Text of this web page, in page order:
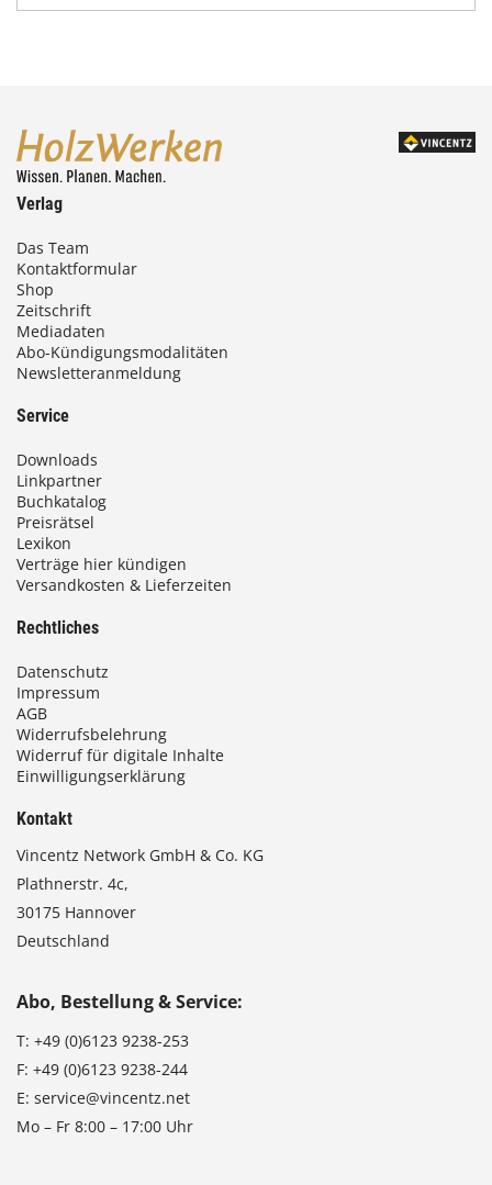
Verlag
Das Team
Kontaktformular
Shop
Zeitschrift
Mediadaten
Abo-Kündigungsmodalitäten
Newsletteranmeldung
Service
Downloads
Linkpartner
Buchkatalog
Preisrätsel
Lexikon
Verträge hier kündigen
Versandkosten & Lieferzeiten
Rechtliches
Datenschutz
Impressum
AGB
Widerrufsbelehrung
Widerruf für digitale Inhalte
Einwilligungserklärung
Kontakt
Vincentz Network GmbH & Co. KG
Plathnerstr. 4c,
30175 Hannover
Deutschland
Abo, Bestellung & Service:
T: +49 (0)6123 9238-253
F: +49 (0)6123 9238-244
E: service@vincentz.net
Mo – Fr 8:00 – 17:00 Uhr